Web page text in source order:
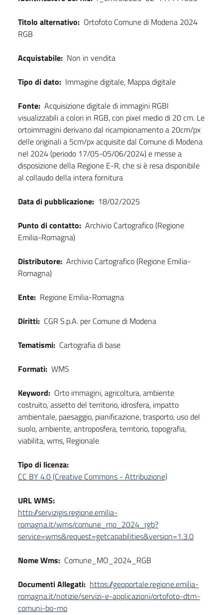
Titolo alternativo: Ortofoto Comune di Modena 2024
RGB
Acquistabile: Non in vendita
Tipo di dato: Immagine digitale, Mappa digitale
Fonte: Acquisizione digitale di immagini RGBI
visualizzabili a colori in RGB, con pixel medio di 20 cm. Le
ortoimmagini derivano dal ricampionamento a 20cm/px
delle originali a 5cm/px acquisite dal Comune di Modena
nel 2024 (periodo 17/05-05/06/2024) e messe a
disposizione della Regione E-R, che si è resa disponibile
al collaudo della intera fornitura
Data di pubblicazione: 18/02/2025
Punto di contatto: Archivio Cartografico (Regione
Emilia-Romagna)
Distributore: Archivio Cartografico (Regione Emilia-
Romagna)
Ente: Regione Emilia-Romagna
Diritti: CGR S.p.A. per Comune di Modena
Tematismi: Cartografia di base
Formati: WMS
Keyword: Orto immagini, agricoltura, ambiente
costruito, assetto del territorio, idrosfera, impatto
ambientale, paesaggio, pianificazione, trasporto, uso del
suolo, ambiente, antroposfera, territorio, topografia,
viabilita, wms, Regionale
Tipo di licenza:
CC BY 4.0 (Creative Commons - Attribuzione)
URL WMS:
http://servizigis.regione.emilia-
romagna.it/wms/comune_mo_2024_rgb?
service=wms&request=getcapabilities&version=1.3.0
Nome Wms: Comune_MO_2024_RGB
Documenti Allegati: https://geoportale.regione.emilia-
romagna.it/notizie/servizi-e-applicazioni/ortofoto-dtm-
comuni-bo-mo